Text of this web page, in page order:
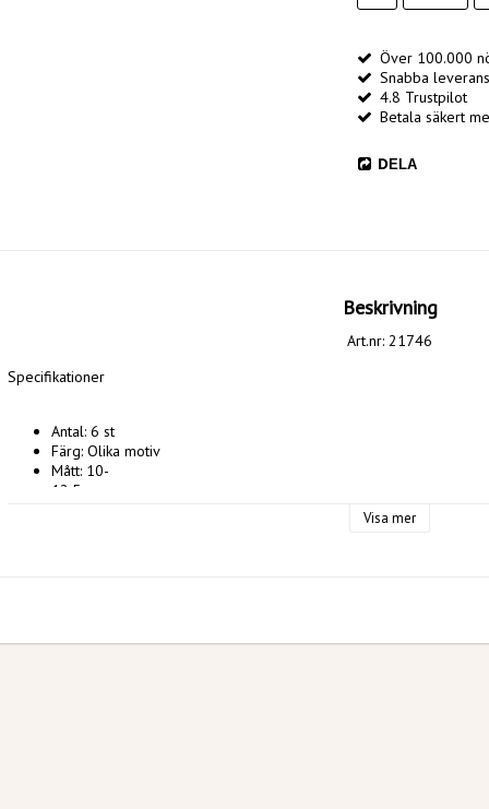
Över 100.000
Snabba
4.8 Trustpilot
Betala säkert
DELA
Beskrivning
Art.nr: 21746
Specifikationer
Antal: 6 st
Färg: Olika motiv
Mått: 10-
12,5 cm
Visa mer